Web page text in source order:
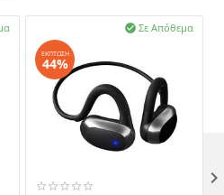
Σε Απόθεμα

ΈΚΠΤΩΣΗ
44%
